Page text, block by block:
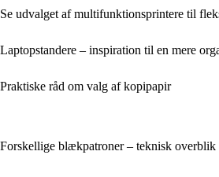
Se udvalget af multifunktionsprintere til
Laptopstandere – inspiration til en mere
Praktiske råd om valg af kopipapir
Forskellige blækpatroner – teknisk overblik